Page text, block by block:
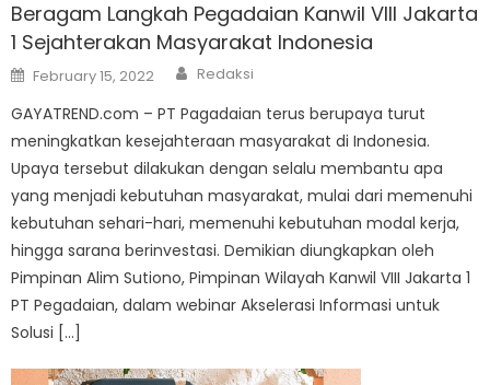
Beragam Langkah Pegadaian Kanwil VIII Jakarta
1 Sejahterakan Masyarakat Indonesia
Posted
on
February 15, 2022 Author
Redaksi
GAYATREND.com – PT Pagadaian terus berupaya turut
meningkatkan kesejahteraan masyarakat di Indonesia.
Upaya tersebut dilakukan dengan selalu membantu apa
yang menjadi kebutuhan masyarakat, mulai dari memenuhi
kebutuhan sehari-hari, memenuhi kebutuhan modal kerja,
hingga sarana berinvestasi. Demikian diungkapkan oleh
Pimpinan Alim Sutiono, Pimpinan Wilayah Kanwil VIII Jakarta 1
PT Pegadaian, dalam webinar Akselerasi Informasi untuk
Solusi […]